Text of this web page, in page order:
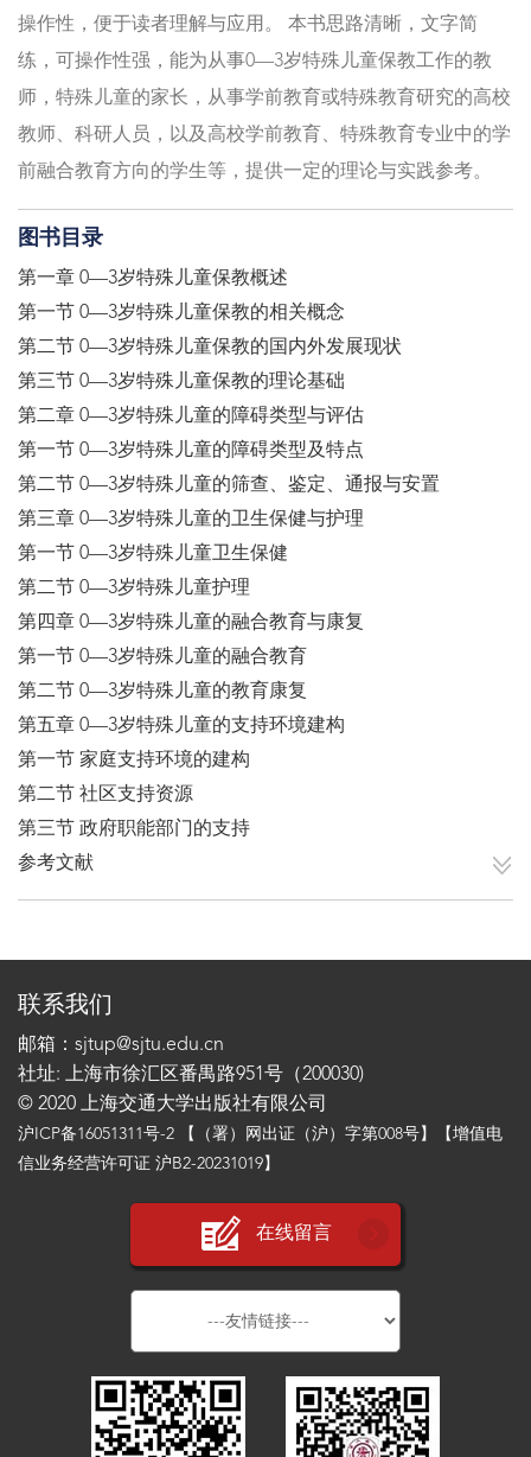
操作性，便于读者理解与应用。 本书思路清晰，文字简
练，可操作性强，能为从事0—3岁特殊儿童保教工作的教
师，特殊儿童的家长，从事学前教育或特殊教育研究的高校
教师、科研人员，以及高校学前教育、特殊教育专业中的学
前融合教育方向的学生等，提供一定的理论与实践参考。
图书目录
第一章 0—3岁特殊儿童保教概述
第一节 0—3岁特殊儿童保教的相关概念
第二节 0—3岁特殊儿童保教的国内外发展现状
第三节 0—3岁特殊儿童保教的理论基础
第二章 0—3岁特殊儿童的障碍类型与评估
第一节 0—3岁特殊儿童的障碍类型及特点
第二节 0—3岁特殊儿童的筛查、鉴定、通报与安置
第三章 0—3岁特殊儿童的卫生保健与护理
第一节 0—3岁特殊儿童卫生保健
第二节 0—3岁特殊儿童护理
第四章 0—3岁特殊儿童的融合教育与康复
第一节 0—3岁特殊儿童的融合教育
第二节 0—3岁特殊儿童的教育康复
第五章 0—3岁特殊儿童的支持环境建构
第一节 家庭支持环境的建构
第二节 社区支持资源
第三节 政府职能部门的支持
参考文献
联系我们
邮箱：sjtup@sjtu.edu.cn
社址: 上海市徐汇区番禺路951号（200030)
© 2020 上海交通大学出版社有限公司
沪ICP备16051311号-2 【（署）网出证（沪）字第008号】【增值电
信业务经营许可证 沪B2-20231019】
在线留言